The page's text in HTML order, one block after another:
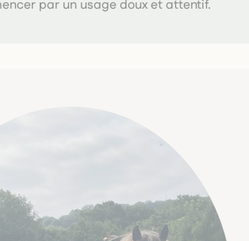
par un usage doux et attentif.